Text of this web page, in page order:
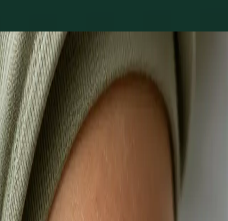
Co léčíme
Péče o to, co skutečně
trápí.
1/3
Praktické
Videokonsultace s lékařem, který má na vás čas
Většina pacientů začíná zde. Vyberte volný
termín konzultace s lékařem registrovaným ve